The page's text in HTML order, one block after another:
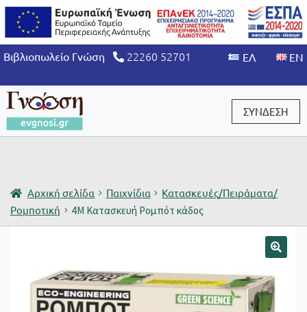
Βιβλιοπωλείο Γνώση 22260 52701
ΣΥΝΔΕΣΗ
Αρχική σελίδα Παιχνίδια
Κατασκευές/Πειράματα/
Ρομποτική
4Μ Κατασκευή Ρομπότ κάδος